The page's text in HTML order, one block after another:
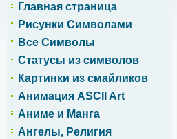
Главная страница
Рисунки Символами
Все Символы
Статусы из символов
Картинки из смайликов
Анимация ASCII Art
Аниме и Манга
Ангелы, Религия